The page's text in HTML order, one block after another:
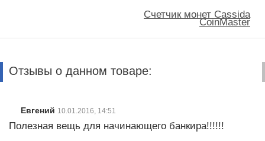
Счетчик монет Cassida
CoinMaster
Отзывы о данном товаре:
Евгений 10.01.2016, 14:51
Полезная вещь для начинающего банкира!!!!!!